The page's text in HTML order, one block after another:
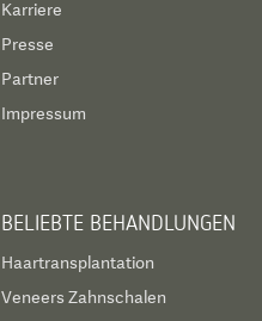
Karriere
Presse
Partner
Impressum
BELIEBTE BEHANDLUNGEN
Haartransplantation
Veneers Zahnschalen